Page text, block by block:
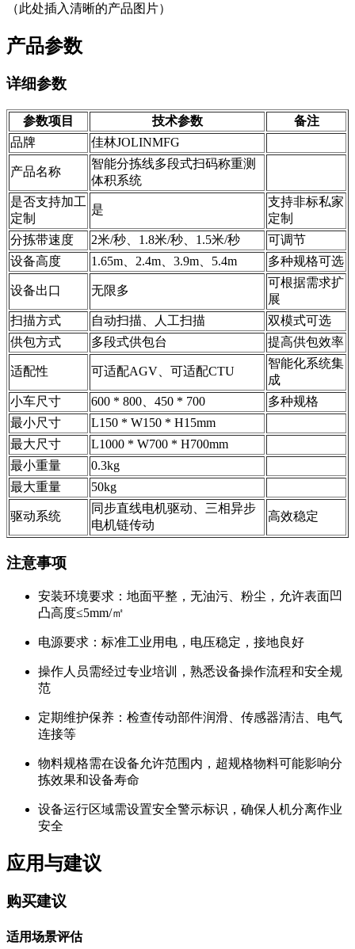
（此处插入清晰的产品图片）
产品参数
详细参数
参数项目 技术参数
备注
品牌
佳林JOLINMFG
产品名称
智能分拣线多段式扫码称重测
体积系统
是否支持加工
定制
是
支持非标私家
定制
分拣带速度
2米/秒、1.8米/秒、1.5米/秒
可调节
设备高度
1.65m、2.4m、3.9m、5.4m 多种规格可选
设备出口 无限多
可根据需求扩
展
扫描方式
自动扫描、人工扫描
双模式可选
供包方式
多段式供包台 提高供包效率
适配性 可适配AGV、可适配CTU
智能化系统集
成
小车尺寸
600 * 800、450 * 700
多种规格
最小尺寸
L150 * W150 * H15mm
最大尺寸
L1000 * W700 * H700mm
最小重量
0.3kg
最大重量
50kg
驱动系统
同步直线电机驱动、三相异步
电机链传动
高效稳定
注意事项
安装环境要求：地面平整，无油污、粉尘，允许表面凹
凸高度≤5mm/㎡
电源要求：标准工业用电，电压稳定，接地良好
操作人员需经过专业培训，熟悉设备操作流程和安全规
范
定期维护保养：检查传动部件润滑、传感器清洁、电气
连接等
物料规格需在设备允许范围内，超规格物料可能影响分
拣效果和设备寿命
设备运行区域需设置安全警示标识，确保人机分离作业
安全
应用与建议
购买建议
适用场景评估